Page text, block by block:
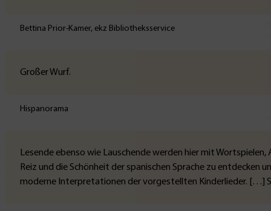
Bettina Prior-Kamer, ekz Bibliotheksservice
Großer Wurf.
Hispanorama
Lesende ebenso wie Lauschende werden hier mit
Reiz und die Schönheit der spanischen Sprache zu
moderne Interpretationen der vorgestellten Kinderlieder. […]